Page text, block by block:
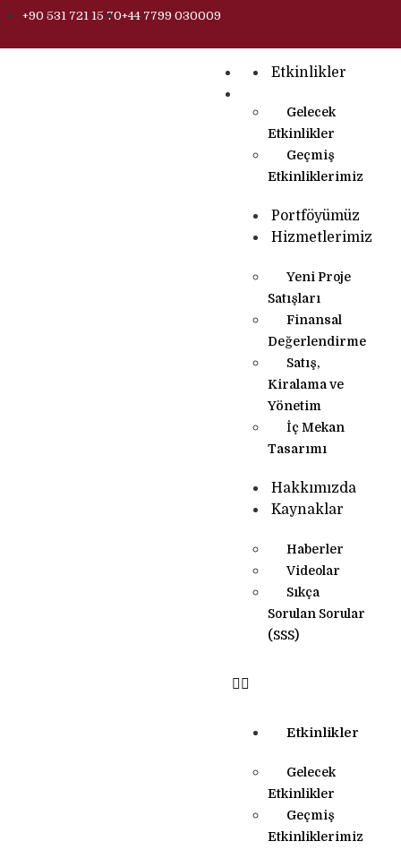
+90 531 721 15 70+44 7799 030009
Etkinlikler
Gelecek
Etkinlikler
Geçmiş
Etkinliklerimiz
Portföyümüz
Hizmetlerimiz
Yeni Proje
Satışları
Finansal
Değerlendirme
Satış,
Kiralama ve
Yönetim
İç Mekan
Tasarımı
Hakkımızda
Kaynaklar
Haberler
Videolar
Sıkça
Sorulan Sorular
(SSS)
Etkinlikler
Gelecek
Etkinlikler
Geçmiş
Etkinliklerimiz